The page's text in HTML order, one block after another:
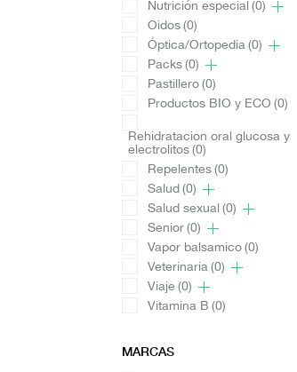
Nutrición especial(0)
Oidos(0)
Óptica/Ortopedia(0)
Packs(0)
Pastillero(0)
Productos BIO y ECO(0)
Rehidratacion oral glucosa y
electrolitos(0)
Repelentes(0)
Salud(0)
Salud sexual(0)
Senior(0)
Vapor balsamico(0)
Veterinaria(0)
Viaje(0)
Vitamina B(0)
MARCAS